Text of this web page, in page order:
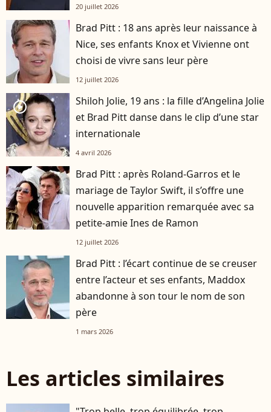
20 juillet 2026
Brad Pitt : 18 ans après leur naissance à
Nice, ses enfants Knox et Vivienne ont
choisi de vivre sans leur père
12 juillet 2026
player2
Shiloh Jolie, 19 ans : la fille d’Angelina Jolie
et Brad Pitt danse dans le clip d’une star
internationale
4 avril 2026
Brad Pitt : après Roland-Garros et le
mariage de Taylor Swift, il s’offre une
nouvelle apparition remarquée avec sa
petite-amie Ines de Ramon
12 juillet 2026
Brad Pitt : l’écart continue de se creuser
entre l’acteur et ses enfants, Maddox
abandonne à son tour le nom de son
père
1 mars 2026
Les articles similaires